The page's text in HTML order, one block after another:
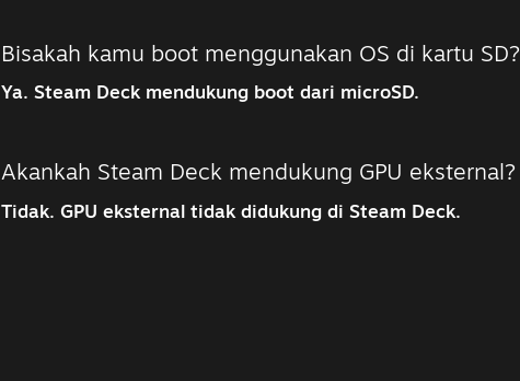
Bisakah kamu boot menggunakan OS di kartu SD?
Ya. Steam Deck mendukung boot dari microSD.
Akankah Steam Deck mendukung GPU eksternal?
Tidak. GPU eksternal tidak didukung di Steam Deck.